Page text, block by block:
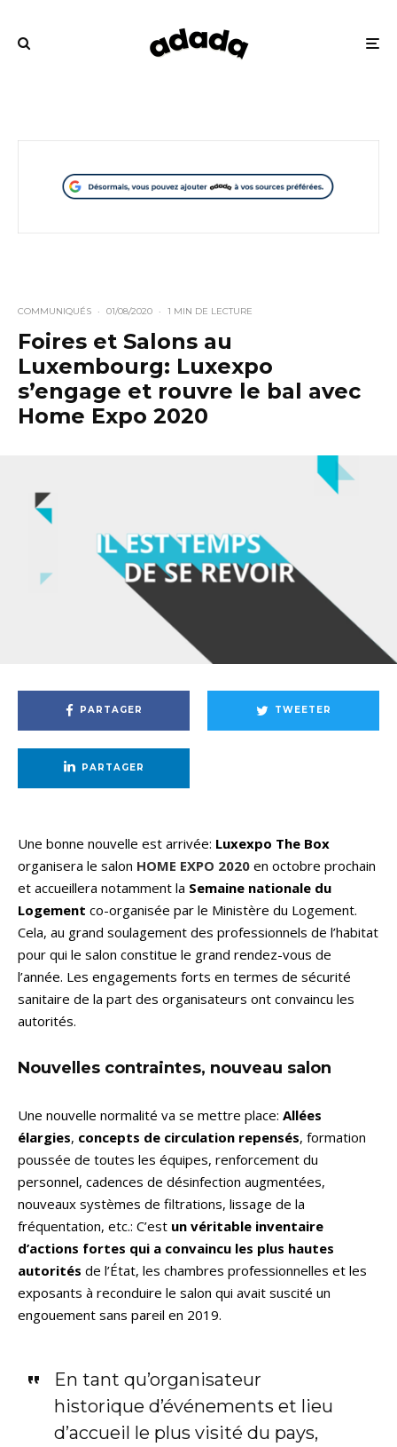
COMMUNIQUÉS · 01/08/2020 · 1 MIN DE LECTURE
Foires et Salons au
Luxembourg: Luxexpo
s’engage et rouvre le bal avec
Home Expo 2020
PARTAGER TWEETER
PARTAGER
Une bonne nouvelle est arrivée: Luxexpo The Box
organisera le salon HOME EXPO 2020 en octobre prochain
et accueillera notamment la Semaine nationale du
Logement co-organisée par le Ministère du Logement.
Cela, au grand soulagement des professionnels de l’habitat
pour qui le salon constitue le grand rendez-vous de
l’année. Les engagements forts en termes de sécurité
sanitaire de la part des organisateurs ont convaincu les
autorités.
Nouvelles contraintes, nouveau salon
Une nouvelle normalité va se mettre place: Allées
élargies, concepts de circulation repensés, formation
poussée de toutes les équipes, renforcement du
personnel, cadences de désinfection augmentées,
nouveaux systèmes de filtrations, lissage de la
fréquentation, etc.: C’est un véritable inventaire
d’actions fortes qui a convaincu les plus hautes
autorités de l’État, les chambres professionnelles et les
exposants à reconduire le salon qui avait suscité un
engouement sans pareil en 2019.
En tant qu’organisateur
historique d’événements et lieu
d’accueil le plus visité du pays,